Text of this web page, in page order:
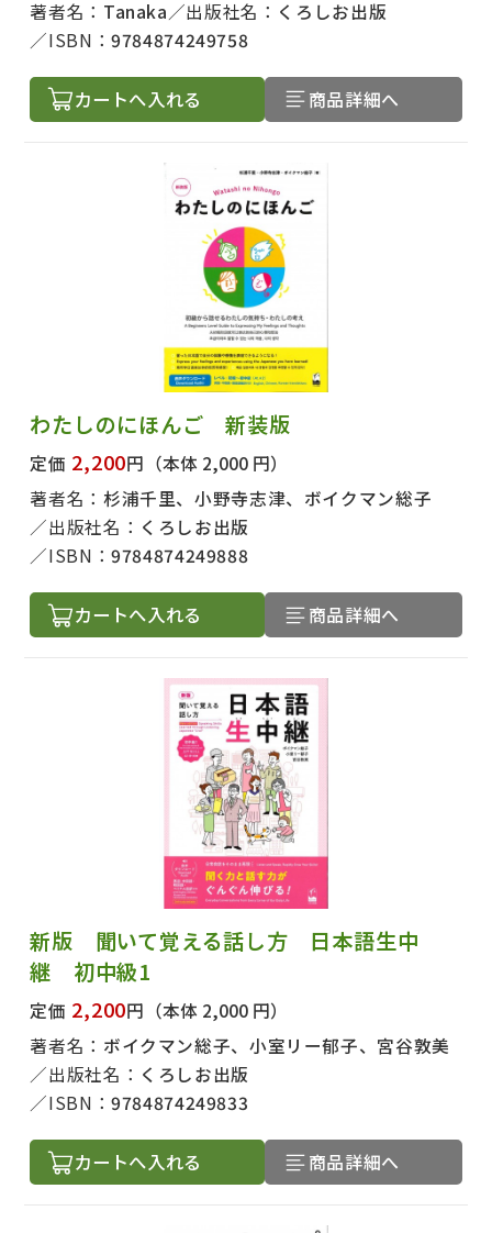
著者名で絞り込む
絞り込む
著者名： Tanaka 出版社名： くろしお出版
ISBN：9784874249758
カートへ入れる 商品詳細へ
わたしのにほんご 新装版
定価 2,200円 （本体 2,000 円）
著者名： 杉浦千里、小野寺志津、ボイクマン総子
出版社名： くろしお出版
ISBN：9784874249888
カートへ入れる 商品詳細へ
新版 聞いて覚える話し方 日本語生中
継 初中級1
定価 2,200円 （本体 2,000 円）
著者名： ボイクマン総子、小室リー郁子、宮谷敦美
出版社名： くろしお出版
ISBN：9784874249833
カートへ入れる 商品詳細へ